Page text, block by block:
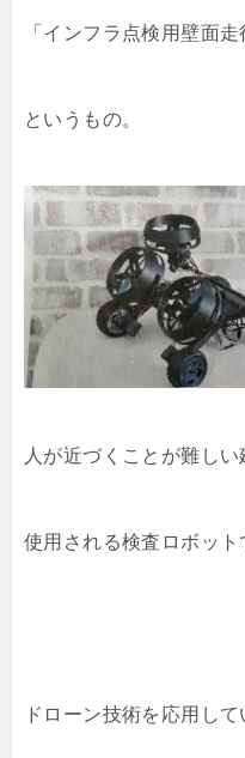
「インフラ点検用壁面走
というもの。
人が近づくことが難し
使用される検査ロボット
ドローン技術を応用し